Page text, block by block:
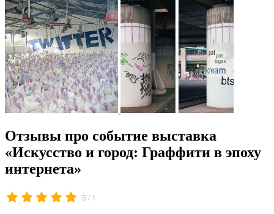
Отзывы про событие выставка
«Искусство и город: Граффити­­ в эпоху
интернета»
5 / 1